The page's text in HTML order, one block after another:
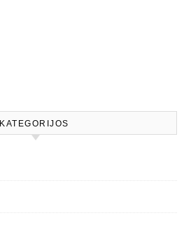
KATEGORIJOS